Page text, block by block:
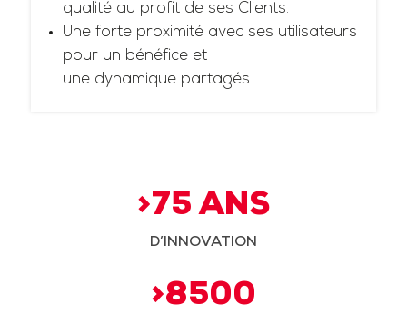
qualité au profit de ses Clients.
Une forte proximité avec ses utilisateurs
pour un bénéfice et
une dynamique partagés
>75 ANS
D’INNOVATION
>8500